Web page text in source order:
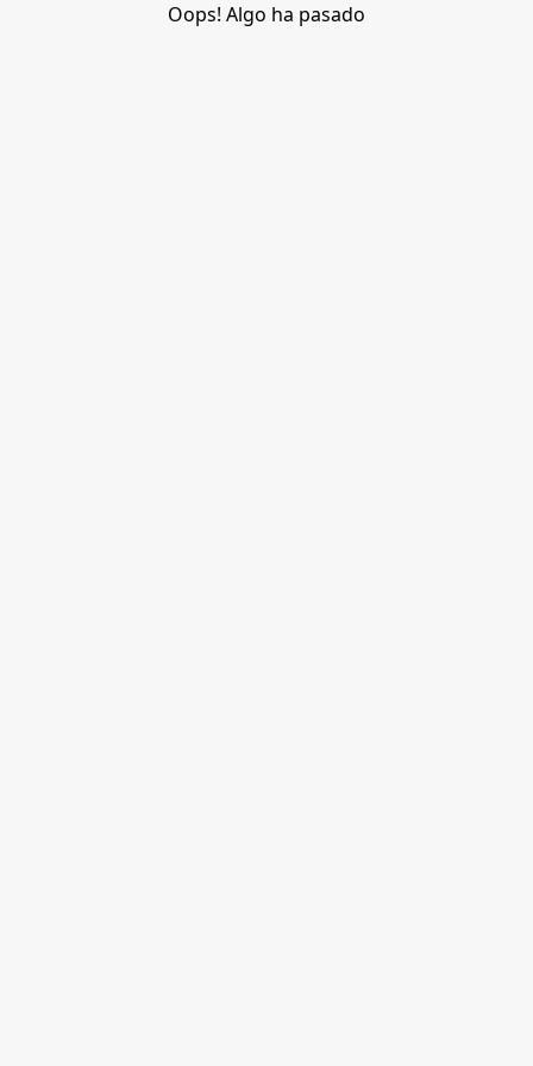
Oops! Algo ha pasado